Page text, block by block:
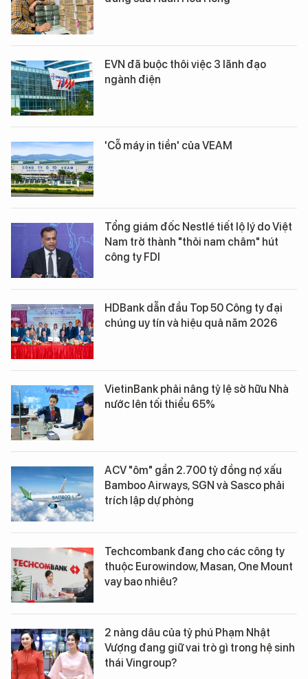
EVN đã buộc thôi việc 3 lãnh đạo
ngành điện
'Cỗ máy in tiền' của VEAM
Tổng giám đốc Nestlé tiết lộ lý do Việt
Nam trở thành "thỏi nam châm" hút
công ty FDI
HDBank dẫn đầu Top 50 Công ty đại
chúng uy tín và hiệu quả năm 2026
VietinBank phải nâng tỷ lệ sở hữu Nhà
nước lên tối thiểu 65%
ACV "ôm" gần 2.700 tỷ đồng nợ xấu
Bamboo Airways, SGN và Sasco phải
trích lập dự phòng
Techcombank đang cho các công ty
thuộc Eurowindow, Masan, One Mount
vay bao nhiêu?
2 nàng dâu của tỷ phú Phạm Nhật
Vượng đang giữ vai trò gì trong hệ sinh
thái Vingroup?